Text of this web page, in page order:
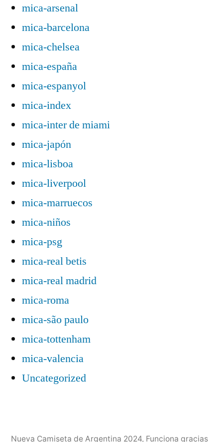
mica-arsenal
mica-barcelona
mica-chelsea
mica-españa
mica-espanyol
mica-index
mica-inter de miami
mica-japón
mica-lisboa
mica-liverpool
mica-marruecos
mica-niños
mica-psg
mica-real betis
mica-real madrid
mica-roma
mica-são paulo
mica-tottenham
mica-valencia
Uncategorized
Nueva Camiseta de Argentina 2024, Funciona gracias